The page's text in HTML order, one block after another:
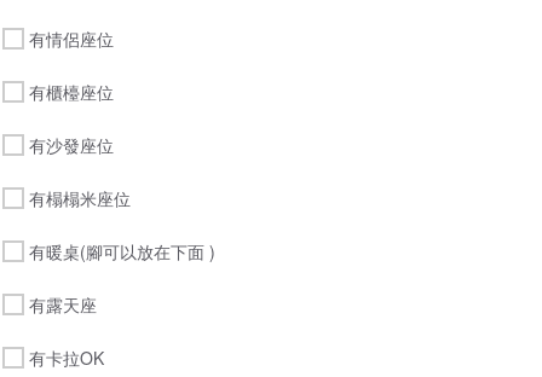
有情侶座位
有櫃檯座位
有沙發座位
有榻榻米座位
有暖桌(腳可以放在下面 )
有露天座
有卡拉OK